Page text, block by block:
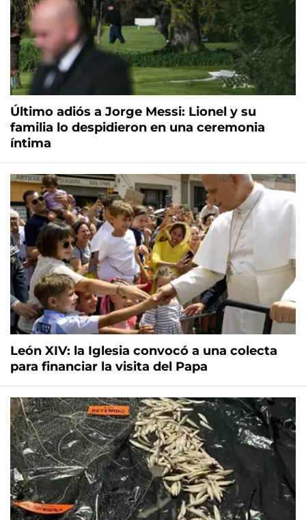
Último adiós a Jorge Messi: Lionel y su
familia lo despidieron en una ceremonia
íntima
León XIV: la Iglesia convocó a una colecta
para financiar la visita del Papa